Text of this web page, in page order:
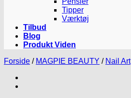
Tipper
Værktøj
Tilbud
Blog
Produkt Viden
Forside / MAGPIE BEAUTY / Nail Art